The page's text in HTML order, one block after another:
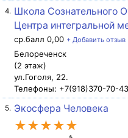
4. Школа Сознательного
Центра интегральной
ср.балл 0,00 + Добавить отзыв
Белореченск
(2 этаж)
ул.Гоголя, 22.
Телефоны: +7(918)370-70-
5. Экосфера Человека
★★★★★